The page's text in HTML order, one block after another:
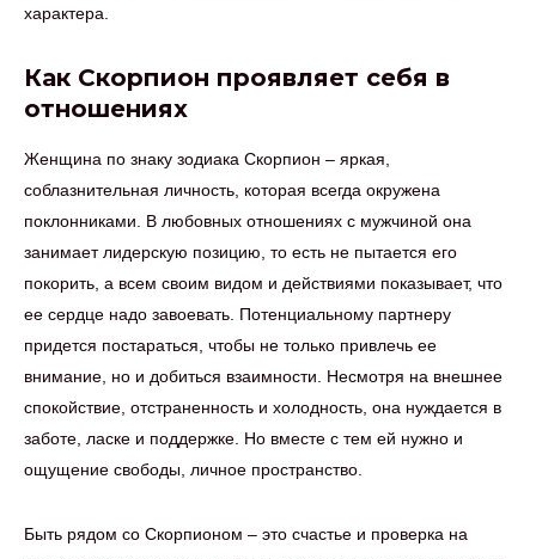
характера.
Как Скорпион проявляет себя в
отношениях
Женщина по знаку зодиака Скорпион – яркая,
соблазнительная личность, которая всегда окружена
поклонниками. В любовных отношениях с мужчиной она
занимает лидерскую позицию, то есть не пытается его
покорить, а всем своим видом и действиями показывает, что
ее сердце надо завоевать. Потенциальному партнеру
придется постараться, чтобы не только привлечь ее
внимание, но и добиться взаимности. Несмотря на внешнее
спокойствие, отстраненность и холодность, она нуждается в
заботе, ласке и поддержке. Но вместе с тем ей нужно и
ощущение свободы, личное пространство.
Быть рядом со Скорпионом – это счастье и проверка на